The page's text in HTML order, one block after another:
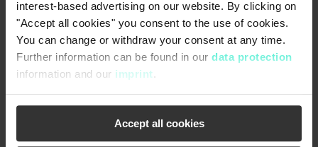
interest-based advertising on our website. By clicking on
"Accept all cookies" you consent to the use of cookies.
You can change or withdraw your consent at any time.
Further information can be found in our data protection
information and our imprint.
Accept all cookies
oder Behälterausführung für die…
arrow_forward